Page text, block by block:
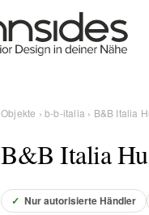
Objekte ›b-b-italia › B&B Italia
B&B Italia
✓ Nur autorisierte Händler